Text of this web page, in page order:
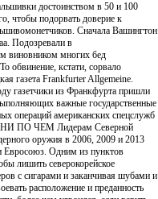
достоинством в 50 и 100
чтобы подорвать доверие к
Сначала Вашингтон
Подозревали в
виновником многих бед
кстати, сорвало
газета Frankfurter Allgemeine.
газетчики из Франкфурта пришли
важные государственные
операций американских спецслужб
НИ ПО ЧЕМ Лидерам Северной
оружия в 2006, 2009 и 2013
Евросоюз. Одним из пунктов
лишить северокорейское
с сигарами и заканчивая шубами и
расположение и преданность